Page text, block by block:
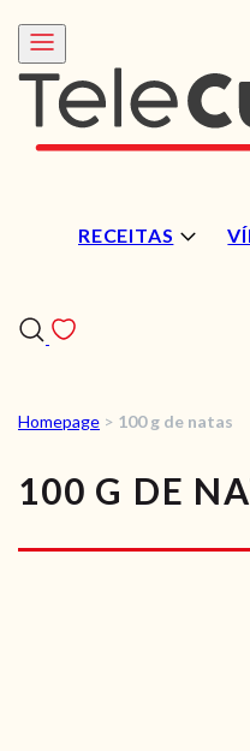
RECEITAS
Homepage > 100 g de natas
100 G DE